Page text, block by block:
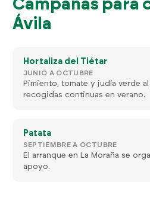
Campañas para
Ávila
Hortaliza del Tiétar
JUNIO A OCTUBRE
Pimiento, tomate y judía verde
recogidas continuas en verano.
Patata
SEPTIEMBRE A OCTUBRE
El arranque en La Moraña se
apoyo.